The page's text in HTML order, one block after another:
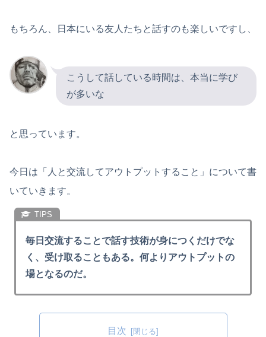
もちろん、日本にいる友人たちと話すのも楽しいですし、
こうして話している時間は、本当に学び
が多いな
と思っています。
今日は「人と交流してアウトプットすること」について書
いていきます。
毎日交流することで話す技術が身につくだけでな
く、受け取ることもある。何よりアウトプットの
場となるのだ。
目次